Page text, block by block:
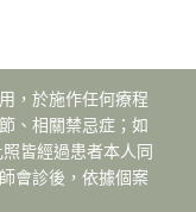
，於施作任何療程
、相關禁忌症；如
皆經過患者本人同
會診後，依據個案